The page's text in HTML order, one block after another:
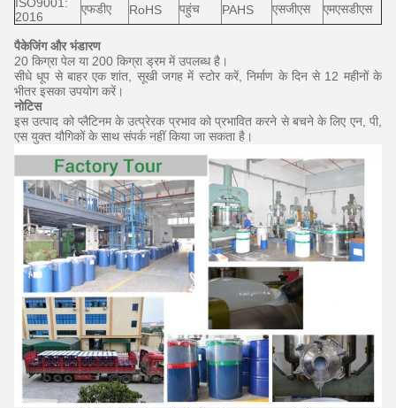
2016
एफडीए RoHS पहुंच PAHS एसजीएस एमएसडीएस
पैकेजिंग और भंडारण
20 किग्रा पेल या 200 किग्रा ड्रम में उपलब्ध है।
सीधे धूप से बाहर एक शांत, सूखी जगह में स्टोर करें, निर्माण के दिन से 12 महीनों के
भीतर इसका उपयोग करें।
नोटिस
इस उत्पाद को प्लैटिनम के उत्प्रेरक प्रभाव को प्रभावित करने से बचने के लिए एन, पी,
एस युक्त यौगिकों के साथ संपर्क नहीं किया जा सकता है।